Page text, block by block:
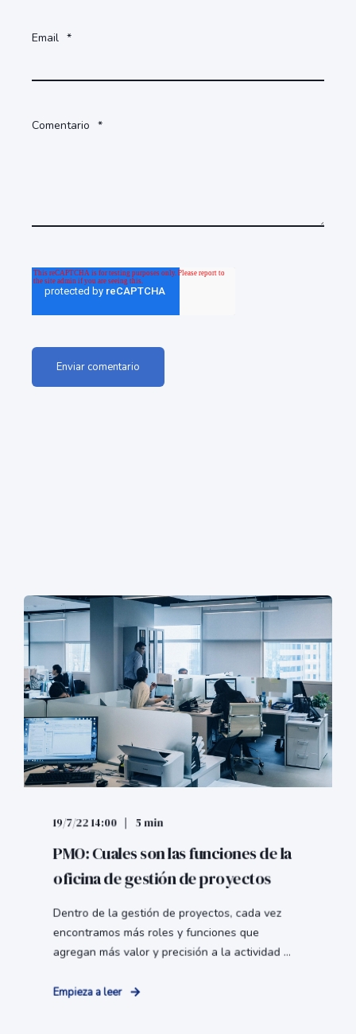
Email *
Comentario *
19/7/22 14:00 5 min
PMO: Cuales son las funciones de la
oficina de gestión de proyectos
Dentro de la gestión de proyectos, cada vez
encontramos más roles y funciones que
agregan más valor y precisión a la actividad ...
Empieza a leer